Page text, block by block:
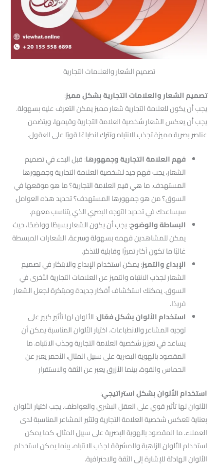
تصميم الشعار والعلامات التجارية
تصميم الشعار والعلامات التجارية بشكل مميز:
يجب أن يكون للعلامة التجارية شعار مميز يمكن التعرف عليه بسهولة.
يجب أن يعكس الشعار شخصية العلامة التجارية وقيمها، ويتضمن
عناصر بصرية مميزة تجذب الانتباه وتترك انطباعًا قويًا على العقول.
فهم العلامة التجارية وجمهورها: قبل البدء في تصميم
الشعار، يجب فهم جيد لشخصية العلامة التجارية وجمهورها
المستهدف. ما هي قيم العلامة التجارية؟ ما هو موقعها في
السوق؟ من هو جمهورها المستهدف؟ تحديد هذه العوامل
سيساعدك في تحديد التوجه البصري الذي يتناسب معهم.
البساطة والوضوح: يجب أن يكون الشعار بسيطًا وواضحًا، حيث
يمكن للمشاهدين فهمه بسهولة وسرعة. الشعارات المبسطة
غالبًا ما تكون أكثر تميزًا وقابلية للتذكر.
الإبداع والتميز: يمكن استخدام الإبداع والابتكار في تصميم
الشعار لجذب الانتباه والتميز عن العلامات التجارية الأخرى في
السوق. يمكنك استكشاف أفكار جديدة ومبتكرة لجعل الشعار
فريدًا.
استخدام الألوان بشكل فعّال: الألوان لها تأثير كبير على
توجيه المشاعر والانطباعات. اختيار الألوان المناسبة يمكن أن
يساعد في تعزيز شخصية العلامة التجارية وجذب الانتباه. ما
المقصود بالهوية البصرية على سبيل المثال، الأحمر يعبر عن
الحماس والقوة، بينما الأزرق يعبر عن الثقة والاستقرار
استخدام الألوان بشكل استراتيجي:
الألوان لها تأثير قوي على العقل البشري والعواطف. يجب اختيار الألوان
بعناية لتعكس شخصية العلامة التجارية ولتثير المشاعر المناسبة لدى
العملاء. ما المقصود بالهوية البصرية على سبيل المثال، كما يمكن
استخدام الألوان الزاهية والمشرقة لجذب الانتباه، بينما يمكن استخدام
الألوان الهادئة للإشارة إلى الثقة والاحترافية.